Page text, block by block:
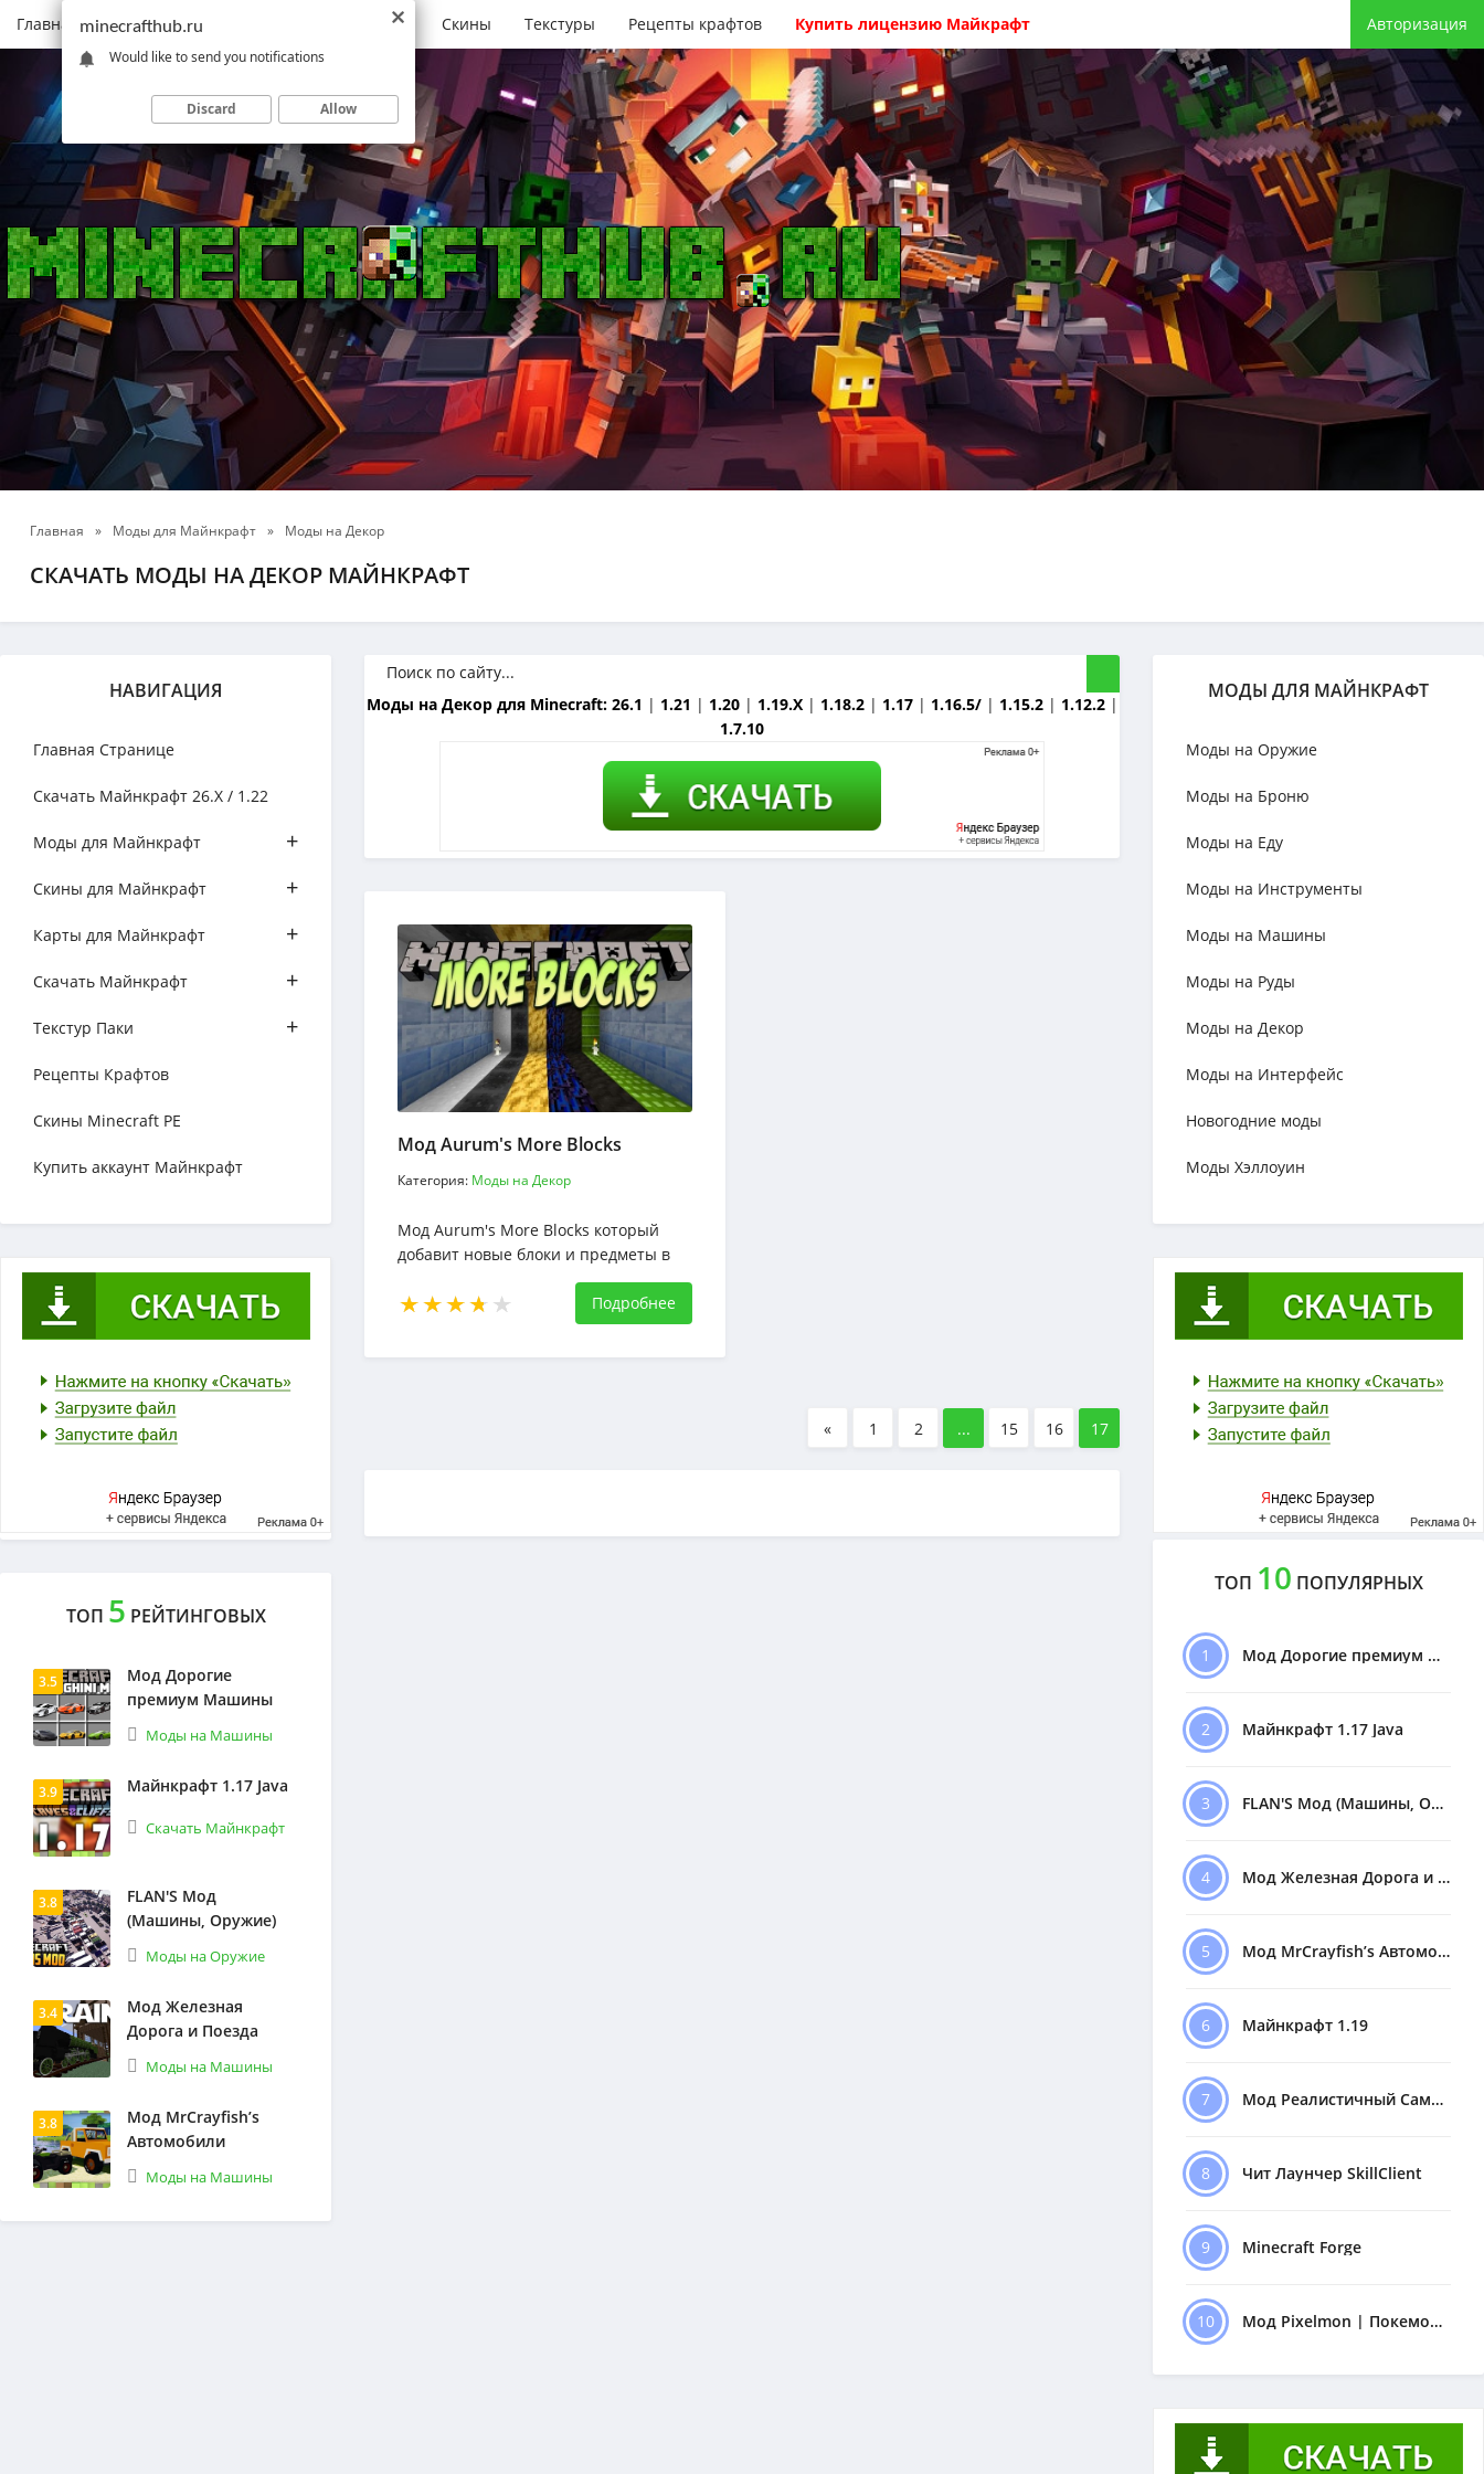
Главная Моды Скачать Minecraft Карты Скины Текстуры Рецепты крафтов Купить лицензию Майкрафт Авторизация
Главная » Моды для Майнкрафт » Моды на Декор
СКАЧАТЬ МОДЫ НА ДЕКОР МАЙНКРАФТ
НАВИГАЦИЯ
Главная Странице
Скачать Майнкрафт 26.Х / 1.22
Моды для Майнкрафт +
Скины для Майнкрафт +
Карты для Майнкрафт +
Скачать Майнкрафт +
Текстур Паки +
Рецепты Крафтов
Скины Minecraft PE
Купить аккаунт Майнкрафт
ТОП 5 РЕЙТИНГОВЫХ
3.5
Мод Дорогие
премиум Машины
Моды на Машины
3.9 Майнкрафт 1.17 Java
Скачать Майнкрафт
3.8
FLAN'S Мод
(Машины, Оружие)
Моды на Оружие
3.4
Мод Железная
Дорога и Поезда
Моды на Машины
3.8
Мод MrCrayfish’s
Автомобили
Моды на Машины
Моды на Декор для Minecraft: 26.1 | 1.21 | 1.20 | 1.19.X | 1.18.2 | 1.17 | 1.16.5/ | 1.15.2 | 1.12.2 |
1.7.10
Мод Aurum's More Blocks
Категория: Моды на Декор
Мод Aurum's More Blocks который
добавит новые блоки и предметы в
Подробнее
« 1 2 ... 15 16 17
МОДЫ ДЛЯ МАЙНКРАФТ
Моды на Оружие
Моды на Броню
Моды на Еду
Моды на Инструменты
Моды на Машины
Моды на Руды
Моды на Декор
Моды на Интерфейс
Новогодние моды
Моды Хэллоуин
ТОП 10 ПОПУЛЯРНЫХ
1 Мод Дорогие премиум Машины
2 Майнкрафт 1.17 Java
3 FLAN'S Мод (Машины, Оружие)
4 Мод Железная Дорога и Поезда
5 Мод MrCrayfish’s Автомобили
6 Майнкрафт 1.19
7 Мод Реалистичный Самолёт
8 Чит Лаунчер SkillClient
9 Minecraft Forge
10 Мод Pixelmon | Покемоны
minecrafthub.ru
Would like to send you notifications
Discard Allow